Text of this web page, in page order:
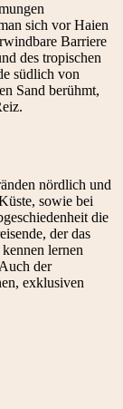
sich vor Haien
Barriere
des tropischen
südlich von
Sand berühmt,
nördlich und
sowie bei
die
der das
lernen
der
exklusiven